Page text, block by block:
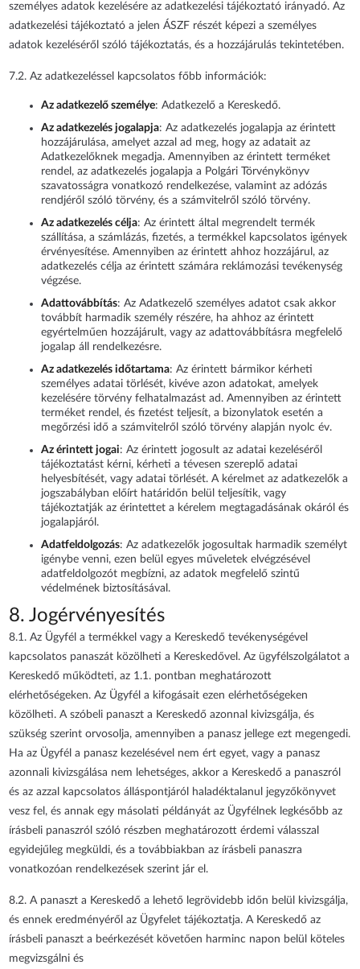
személyes adatok kezelésére az adatkezelési tájékoztató irányadó. Az
adatkezelési tájékoztató a jelen ÁSZF részét képezi a személyes
adatok kezeléséről szóló tájékoztatás, és a hozzájárulás tekintetében.
7.2. Az adatkezeléssel kapcsolatos főbb információk:
Az adatkezelő személye: Adatkezelő a Kereskedő.
Az adatkezelés jogalapja: Az adatkezelés jogalapja az érintett
hozzájárulása, amelyet azzal ad meg, hogy az adatait az
Adatkezelőknek megadja. Amennyiben az érintett terméket
rendel, az adatkezelés jogalapja a Polgári Törvénykönyv
szavatosságra vonatkozó rendelkezése, valamint az adózás
rendjéről szóló törvény, és a számvitelről szóló törvény.
Az adatkezelés célja: Az érintett által megrendelt termék
szállítása, a számlázás, fizetés, a termékkel kapcsolatos igények
érvényesítése. Amennyiben az érintett ahhoz hozzájárul, az
adatkezelés célja az érintett számára reklámozási tevékenység
végzése.
Adattovábbítás: Az Adatkezelő személyes adatot csak akkor
továbbít harmadik személy részére, ha ahhoz az érintett
egyértelműen hozzájárult, vagy az adattovábbításra megfelelő
jogalap áll rendelkezésre.
Az adatkezelés időtartama: Az érintett bármikor kérheti
személyes adatai törlését, kivéve azon adatokat, amelyek
kezelésére törvény felhatalmazást ad. Amennyiben az érintett
terméket rendel, és fizetést teljesít, a bizonylatok esetén a
megőrzési idő a számvitelről szóló törvény alapján nyolc év.
Az érintett jogai: Az érintett jogosult az adatai kezeléséről
tájékoztatást kérni, kérheti a tévesen szereplő adatai
helyesbítését, vagy adatai törlését. A kérelmet az adatkezelők a
jogszabályban előírt határidőn belül teljesítik, vagy
tájékoztatják az érintettet a kérelem megtagadásának okáról és
jogalapjáról.
Adatfeldolgozás: Az adatkezelők jogosultak harmadik személyt
igénybe venni, ezen belül egyes műveletek elvégzésével
adatfeldolgozót megbízni, az adatok megfelelő szintű
védelmének biztosításával.
8. Jogérvényesítés
8.1. Az Ügyfél a termékkel vagy a Kereskedő tevékenységével
kapcsolatos panaszát közölheti a Kereskedővel. Az ügyfélszolgálatot a
Kereskedő működteti, az 1.1. pontban meghatározott
elérhetőségeken. Az Ügyfél a kifogásait ezen elérhetőségeken
közölheti. A szóbeli panaszt a Kereskedő azonnal kivizsgálja, és
szükség szerint orvosolja, amennyiben a panasz jellege ezt megengedi.
Ha az Ügyfél a panasz kezelésével nem ért egyet, vagy a panasz
azonnali kivizsgálása nem lehetséges, akkor a Kereskedő a panaszról
és az azzal kapcsolatos álláspontjáról haladéktalanul jegyzőkönyvet
vesz fel, és annak egy másolati példányát az Ügyfélnek legkésőbb az
írásbeli panaszról szóló részben meghatározott érdemi válasszal
egyidejűleg megküldi, és a továbbiakban az írásbeli panaszra
vonatkozóan rendelkezések szerint jár el.
8.2. A panaszt a Kereskedő a lehető legrövidebb időn belül kivizsgálja,
és ennek eredményéről az Ügyfelet tájékoztatja. A Kereskedő az
írásbeli panaszt a beérkezését követően harminc napon belül köteles
megvizsgálni és